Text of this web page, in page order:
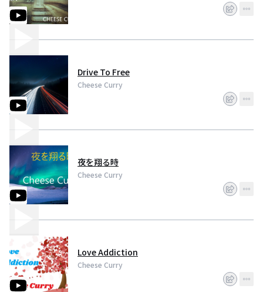
Drive To Free
Cheese Curry
夜を翔る時
Cheese Curry
Love Addiction
Cheese Curry